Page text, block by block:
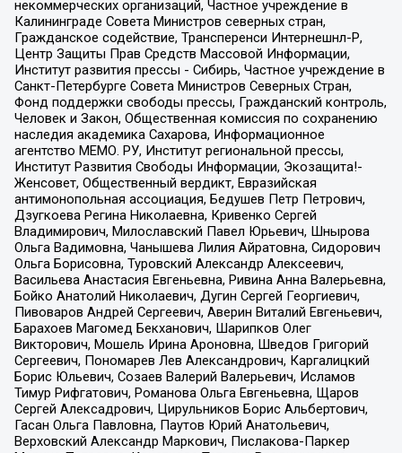
некоммерческих организаций, Частное учреждение в
Калининграде Совета Министров северных стран,
Гражданское содействие, Трансперенси Интернешнл-Р,
Центр Защиты Прав Средств Массовой Информации,
Институт развития прессы - Сибирь, Частное учреждение в
Санкт-Петербурге Совета Министров Северных Стран,
Фонд поддержки свободы прессы, Гражданский контроль,
Человек и Закон, Общественная комиссия по сохранению
наследия академика Сахарова, Информационное
агентство МЕМО. РУ, Институт региональной прессы,
Институт Развития Свободы Информации, Экозащита!-
Женсовет, Общественный вердикт, Евразийская
антимонопольная ассоциация, Бедушев Петр Петрович,
Дзугкоева Регина Николаевна, Кривенко Сергей
Владимирович, Милославский Павел Юрьевич, Шнырова
Ольга Вадимовна, Чанышева Лилия Айратовна, Сидорович
Ольга Борисовна, Туровский Александр Алексеевич,
Васильева Анастасия Евгеньевна, Ривина Анна Валерьевна,
Бойко Анатолий Николаевич, Дугин Сергей Георгиевич,
Пивоваров Андрей Сергеевич, Аверин Виталий Евгеньевич,
Барахоев Магомед Бекханович, Шарипков Олег
Викторович, Мошель Ирина Ароновна, Шведов Григорий
Сергеевич, Пономарев Лев Александрович, Каргалицкий
Борис Юльевич, Созаев Валерий Валерьевич, Исламов
Тимур Рифгатович, Романова Ольга Евгеньевна, Щаров
Сергей Алексадрович, Цирульников Борис Альбертович,
Гасан Ольга Павловна, Паутов Юрий Анатольевич,
Верховский Александр Маркович, Пислакова-Паркер